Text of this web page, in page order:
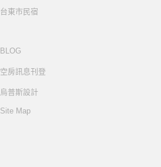
台東市民宿
BLOG
空房訊息刊登
烏普斯設計
Site Map